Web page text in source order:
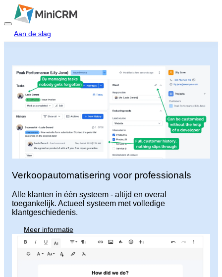
Startpagina
Producten
Prijzen
Hulp
Neem contact met ons op
Aan de slag
Verkoopautomatisering voor professionals
Alle klanten in één systeem - altijd en overal
toegankelijk. Actueel systeem met volledige
klantgeschiedenis.
Meer informatie